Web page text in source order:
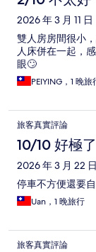
2026 年 3 月 11 日
雙人房房間很小
人床併在一起，
眼🙄
PEIYING，1 晚旅
旅客真實評論
10/10 好極了
2026 年 3 月 22 日
停車不方便還要
Uan，1 晚旅行
旅客真實評論